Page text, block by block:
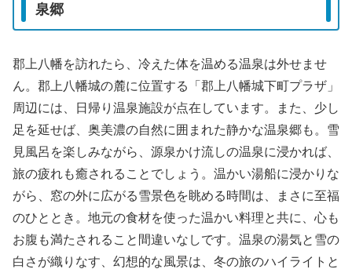
泉郷
郡上八幡を訪れたら、冷えた体を温める温泉は外せませ
ん。郡上八幡城の麓に位置する「郡上八幡城下町プラザ」
周辺には、日帰り温泉施設が点在しています。また、少し
足を延せば、奥美濃の自然に囲まれた静かな温泉郷も。雪
見風呂を楽しみながら、源泉かけ流しの温泉に浸かれば、
旅の疲れも癒されることでしょう。温かい湯船に浸かりな
がら、窓の外に広がる雪景色を眺める時間は、まさに至福
のひととき。地元の食材を使った温かい料理と共に、心も
お腹も満たされること間違いなしです。温泉の湯気と雪の
白さが織りなす、幻想的な風景は、冬の旅のハイライトと